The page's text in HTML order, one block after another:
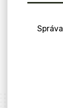
Správa